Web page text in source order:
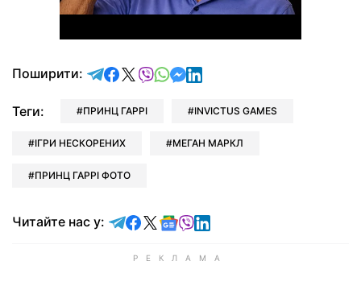
Поширити: відправити у Telegram
поділитись у Facebook
поділитись у X
відправити у Viber
відправити у Whatsapp
відправити у Messenger
відправити у LinkedIn
Теги: ПРИНЦ ГАРРІ INVICTUS GAMES
ІГРИ НЕСКОРЕНИХ МЕГАН МАРКЛ
ПРИНЦ ГАРРІ ФОТО
Читайте нас у: Читайте у Telegram
Читайте у Facebook
Читайте у X
Читайте у Google news
Читайте у Viber
Читайте у LinkedIn